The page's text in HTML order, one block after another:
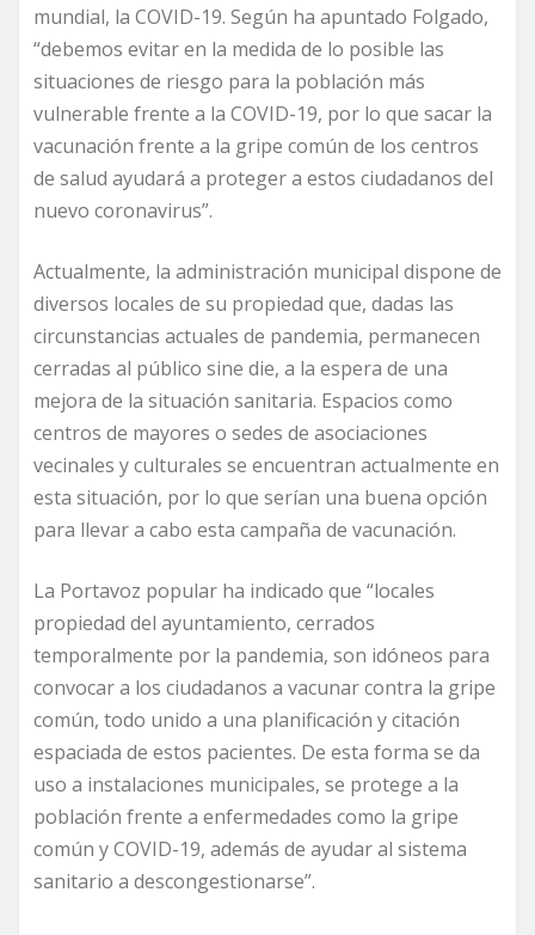
mundial, la COVID-19. Según ha apuntado Folgado,
“debemos evitar en la medida de lo posible las
situaciones de riesgo para la población más
vulnerable frente a la COVID-19, por lo que sacar la
vacunación frente a la gripe común de los centros
de salud ayudará a proteger a estos ciudadanos del
nuevo coronavirus”.
Actualmente, la administración municipal dispone de
diversos locales de su propiedad que, dadas las
circunstancias actuales de pandemia, permanecen
cerradas al público sine die, a la espera de una
mejora de la situación sanitaria. Espacios como
centros de mayores o sedes de asociaciones
vecinales y culturales se encuentran actualmente en
esta situación, por lo que serían una buena opción
para llevar a cabo esta campaña de vacunación.
La Portavoz popular ha indicado que “locales
propiedad del ayuntamiento, cerrados
temporalmente por la pandemia, son idóneos para
convocar a los ciudadanos a vacunar contra la gripe
común, todo unido a una planificación y citación
espaciada de estos pacientes. De esta forma se da
uso a instalaciones municipales, se protege a la
población frente a enfermedades como la gripe
común y COVID-19, además de ayudar al sistema
sanitario a descongestionarse”.